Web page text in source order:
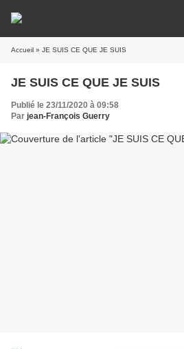
Accueil » JE SUIS CE QUE JE SUIS
JE SUIS CE QUE JE SUIS
Publié le 23/11/2020 à 09:58
Par jean-François Guerry